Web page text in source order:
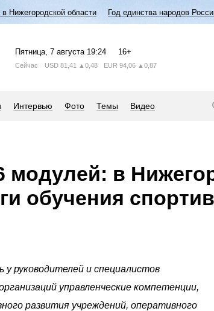
Нижегородской области Год единства народов
Пятница, 7 августа 19:24 16+
Сейчас USD 81,41 ▲0,48 EUR 94,06 ▲0,87
Интервью Фото Темы Видео
модулей: в
обучения
руководителей и специалистов
управленческие компетенции,
развития учреждений, оперативного